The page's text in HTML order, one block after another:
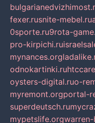
fexer.rusnite-mebel.ru
0sporte.ru9rota-
pro-kirpichi.ru
mynances.org
odnokartinki.ru
oysters-digital.ruo-
myremont.orgportal-
superdeutsch.ru
mypetslife.org